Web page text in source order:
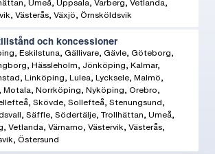
Umeå, Uppsala, Varberg, Vetlanda,
Västerås, Växjö, Örnsköldsvik
och koncessioner
Eskilstuna, Gällivare, Gävle, Göteborg,
Hässleholm, Jönköping, Kalmar,
Linköping, Lulea, Lycksele, Malmö,
Motala, Norrköping, Nyköping, Orebro,
Skövde, Sollefteå, Stenungsund,
Säffle, Södertälje, Trollhättan, Umeå,
Vetlanda, Värnamo, Västervik, Västerås,
Östersund